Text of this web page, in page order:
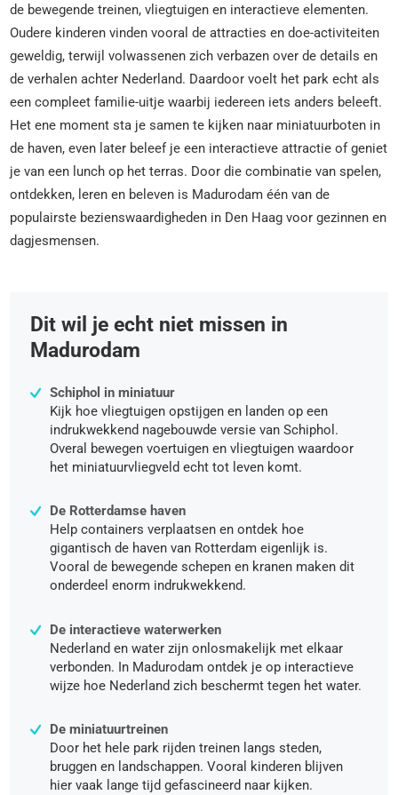
de bewegende treinen, vliegtuigen en interactieve elementen.
Oudere kinderen vinden vooral de attracties en doe-activiteiten
geweldig, terwijl volwassenen zich verbazen over de details en
de verhalen achter Nederland. Daardoor voelt het park echt als
een compleet familie-uitje waarbij iedereen iets anders beleeft.
Het ene moment sta je samen te kijken naar miniatuurboten in
de haven, even later beleef je een interactieve attractie of geniet
je van een lunch op het terras. Door die combinatie van spelen,
ontdekken, leren en beleven is Madurodam één van de
populairste bezienswaardigheden in Den Haag voor gezinnen en
dagjesmensen.
Dit wil je echt niet missen in
Madurodam
Schiphol in miniatuur
Kijk hoe vliegtuigen opstijgen en landen op een
indrukwekkend nagebouwde versie van Schiphol.
Overal bewegen voertuigen en vliegtuigen waardoor
het miniatuurvliegveld echt tot leven komt.
De Rotterdamse haven
Help containers verplaatsen en ontdek hoe
gigantisch de haven van Rotterdam eigenlijk is.
Vooral de bewegende schepen en kranen maken dit
onderdeel enorm indrukwekkend.
De interactieve waterwerken
Nederland en water zijn onlosmakelijk met elkaar
verbonden. In Madurodam ontdek je op interactieve
wijze hoe Nederland zich beschermt tegen het water.
De miniatuurtreinen
Door het hele park rijden treinen langs steden,
bruggen en landschappen. Vooral kinderen blijven
hier vaak lange tijd gefascineerd naar kijken.